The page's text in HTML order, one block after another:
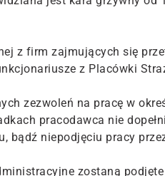
z firm zajmujących się
z Placówki
zezwoleń na pracę w
pracodawca nie
bądź niepodjęciu pracy
zostaną